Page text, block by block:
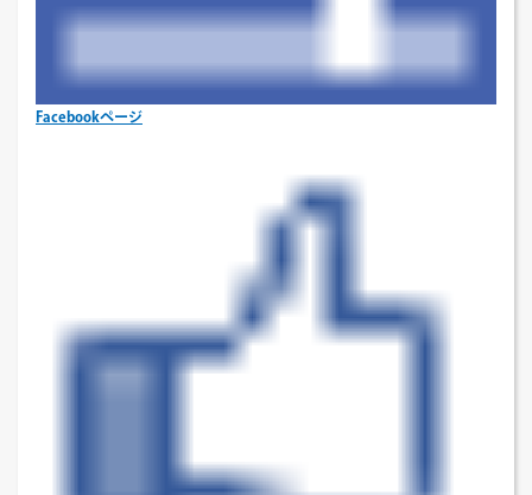
Facebookページ